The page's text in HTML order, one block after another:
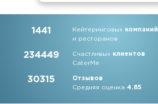
1441 Кейтеринговых компаний
и ресторанов
234449 Счастливых клиентов
CaterMe
30315
Отзывов
Средняя оценка4.85